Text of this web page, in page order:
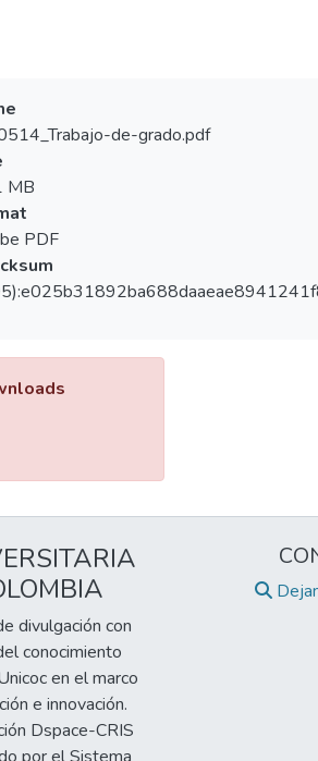
de-grado.pdf
MB
PDF
divulgación con
conocimiento
en el marco
e innovación.
Dspace-CRIS